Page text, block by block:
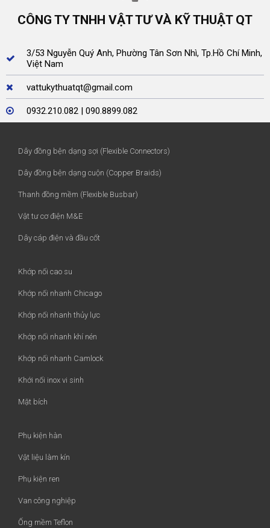
CÔNG TY TNHH VẬT TƯ VÀ KỸ THUẬT QT
3/53 Nguyễn Quý Anh, Phường Tân Sơn Nhì, Tp.Hồ Chí Minh,
Việt Nam
vattukythuatqt@gmail.com
0932.210.082 | 090.8899.082
Dây đồng bện dạng sợi (Flexible Connectors)
Dây đồng bện dạng cuộn (Copper Braids)
Thanh đồng mềm (Flexible Busbar)
Vật tư cơ điện M&E
Dây cáp điện và đầu cốt
Khớp nối cao su
Khớp nối nhanh Chicago
Khớp nối nhanh thủy lực
Khớp nối nhanh khí nén
Khớp nối nhanh Camlock
Khới nối inox vi sinh
Mặt bích
Phụ kiện hàn
Vật liệu làm kín
Phụ kiện ren
Van công nghiệp
Ống mềm Teflon